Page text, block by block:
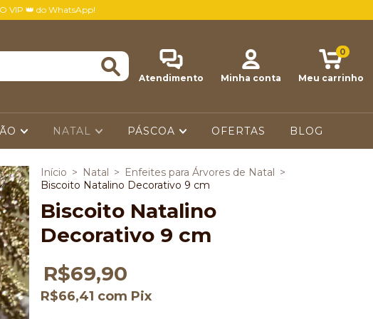
VIP 👑 do WhatsApp!
Atendimento Minha conta Meu carrinho
0
NATAL PÁSCOA OFERTAS BLOG
Início > Natal > Enfeites para Árvores de Natal >
Biscoito Natalino Decorativo 9 cm
Biscoito Natalino
Decorativo 9 cm
R$69,90
R$66,41 com Pix